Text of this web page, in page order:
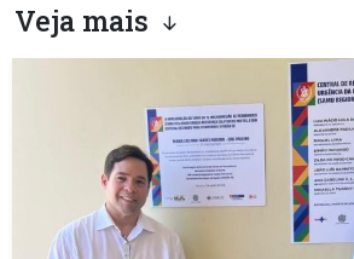
Veja mais